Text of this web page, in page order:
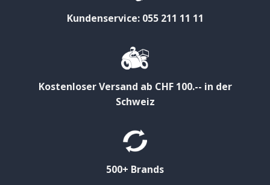
Kundenservice: 055 211 11 11
Kostenloser Versand ab CHF 100.-- in der
Schweiz
500+ Brands